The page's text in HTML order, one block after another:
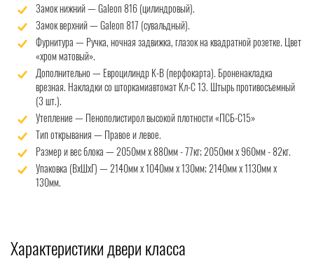
Замок нижний — Galeon 816 (цилиндровый).
Замок верхний — Galeon 817 (сувальдный).
Фурнитура — Ручка, ночная задвижка, глазок на квадратной розетке. Цвет
«хром матовый».
Дополнительно — Евроцилиндр К-В (перфокарта). Броненакладка
врезная. Накладки со шторкамиавтомат Кл-С 13. Штырь противосъемный
(3 шт.).
Утепление — Пенополистирол высокой плотности «ПСБ-С15»
Тип открывания — Правое и левое.
Размер и вес блока — 2050мм х 880мм - 77кг; 2050мм х 960мм - 82кг.
Упаковка (ВхШхГ) — 2140мм х 1040мм х 130мм; 2140мм х 1130мм х
130мм.
Характеристики двери класса